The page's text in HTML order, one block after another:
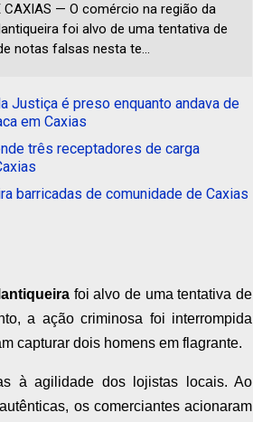
CAXIAS — O comércio na região da
foi alvo de uma tentativa de
notas falsas nesta te...
Justiça é preso enquanto andava de
em Caxias
três receptadores de carga
barricadas de comunidade de Caxias
foi alvo de uma tentativa de
a ação criminosa foi interrompida
capturar dois homens em flagrante.
à agilidade dos lojistas locais. Ao
os comerciantes acionaram